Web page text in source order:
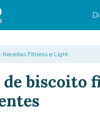
Receitas Fitness e Light
de biscoito